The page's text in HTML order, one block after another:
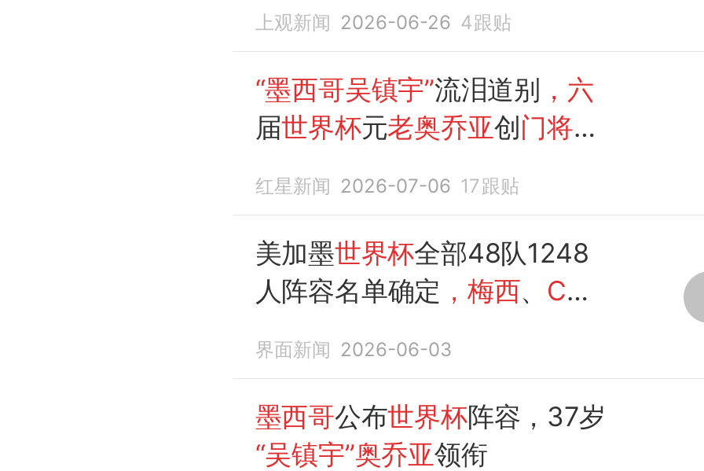
上观新闻 2026-06-26 4跟贴
“墨西哥吴镇宇”流泪道别 ，六
届世界杯元老奥乔亚创门将独
红星新闻 2026-07-06 17 跟贴
美加墨世界杯全部48队1248
人阵容名单确定 ，梅西、 C
界面新闻 2026-06-03
墨西哥公布世界杯阵容，37岁
“吴镇宇”奥乔亚领衔